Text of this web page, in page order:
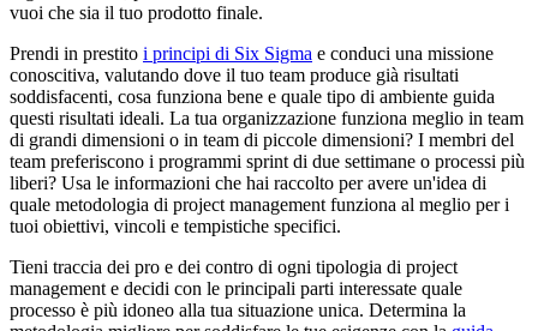
vuoi che sia il tuo prodotto finale.
Prendi in prestito i principi di Six Sigma e conduci una missione
conoscitiva, valutando dove il tuo team produce già risultati
soddisfacenti, cosa funziona bene e quale tipo di ambiente guida
questi risultati ideali. La tua organizzazione funziona meglio in team
di grandi dimensioni o in team di piccole dimensioni? I membri del
team preferiscono i programmi sprint di due settimane o processi più
liberi? Usa le informazioni che hai raccolto per avere un'idea di
quale metodologia di project management funziona al meglio per i
tuoi obiettivi, vincoli e tempistiche specifici.
Tieni traccia dei pro e dei contro di ogni tipologia di project
management e decidi con le principali parti interessate quale
processo è più idoneo alla tua situazione unica. Determina la